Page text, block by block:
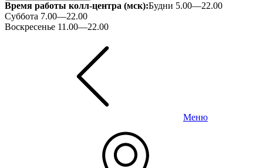
Время работы колл-центра (мск):Будни 5.00—22.00
Суббота 7.00—22.00
Воскресенье 11.00—22.00
Меню